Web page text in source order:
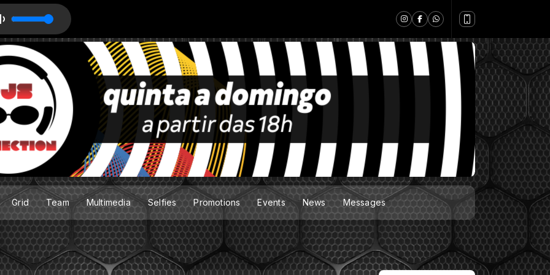
Grid Team Multimedia Selfies Promotions Events News Messages